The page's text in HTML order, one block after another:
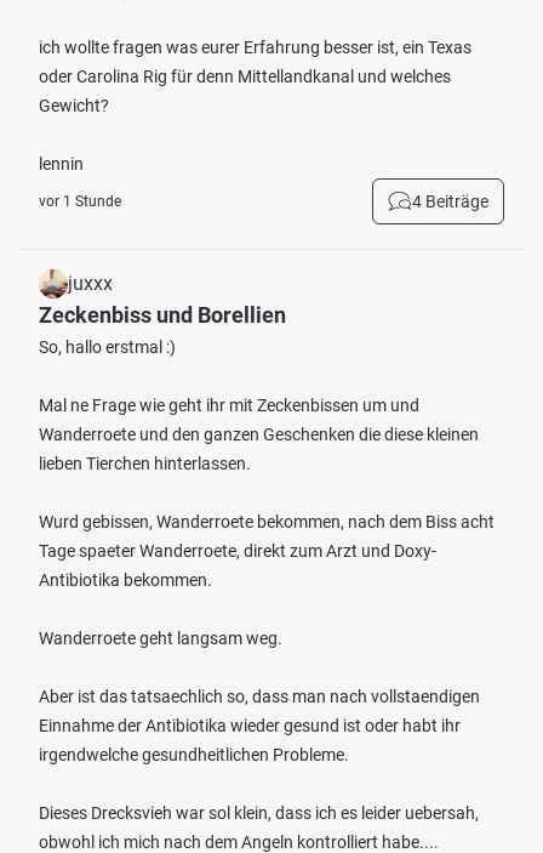
ich wollte fragen was eurer Erfahrung besser ist, ein Texas
oder Carolina Rig für denn Mittellandkanal und welches
Gewicht?
lennin
vor 1 Stunde 4 Beiträge
juxxx
Zeckenbiss und Borellien
So, hallo erstmal :)
Mal ne Frage wie geht ihr mit Zeckenbissen um und
Wanderroete und den ganzen Geschenken die diese kleinen
lieben Tierchen hinterlassen.
Wurd gebissen, Wanderroete bekommen, nach dem Biss acht
Tage spaeter Wanderroete, direkt zum Arzt und Doxy-
Antibiotika bekommen.
Wanderroete geht langsam weg.
Aber ist das tatsaechlich so, dass man nach vollstaendigen
Einnahme der Antibiotika wieder gesund ist oder habt ihr
irgendwelche gesundheitlichen Probleme.
Dieses Drecksvieh war sol klein, dass ich es leider uebersah,
obwohl ich mich nach dem Angeln kontrolliert habe....